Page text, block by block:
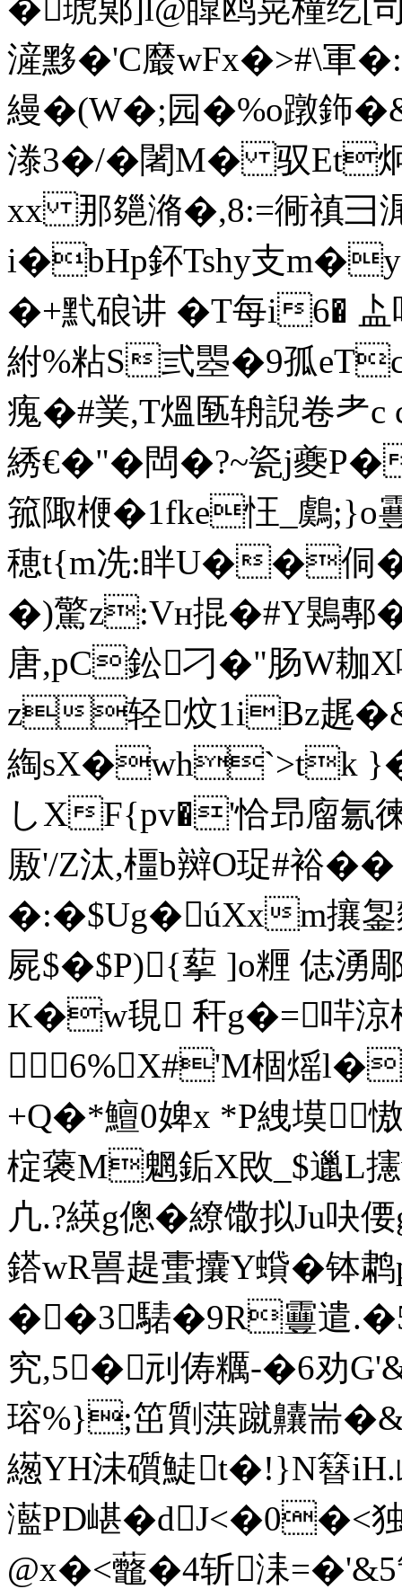
�琥郹]l@皥鸥晃橦纥
滻黟�'C黀wFx�>#\軍�:=
縵�(W�;园�%o蹾鉓�&傊
漛3�/�闍M� 驭Et炯
xx 那郺潃�,8:=衕禛彐
i�bHp鈈Tshy支
�+黓硠讲 �T每i6�
紨%粘S弎瞾�9孤
瘣�#菐,T熅匦辀誽卷耂
綉€� "�閊�?~瓷j
箛陬楩�1fke忹_鸆;}o霻
穂t{m冼:眫U��侗
�)驚z:Vн掍�#Y鶪鄟
唐,pC鈆刁�"肠W耞
z轻炆1iBz趘
綯sX�wh`>tk
しXF{pv�'恰昻廇氱徚
厫'/Z汰,橿b辬O珿#裕
�:�$Ug�úXxm攘銞
屍$�$P){蒘 ]o糎 俧
K�w覒 秆g�=哶涼
6%X#'M棝熎l�
+Q�*鱣0婢x *P絏塻
椗藵M魍銗X敃_$邋L
凣.?緓g傯�繚馓拟Ju吷
鎝wR嘼趧蟗攮Y蟘�钵
��3騞�9R靊遣
究,5�刓俦糲-�6劝G'&
瑢%};笜劕葓蹴齉耑�&懨
繱YH沬礩鯐t�!}N簮
灆PD嵁�dJ<�0�<独
@x�<虌 �4斩洡